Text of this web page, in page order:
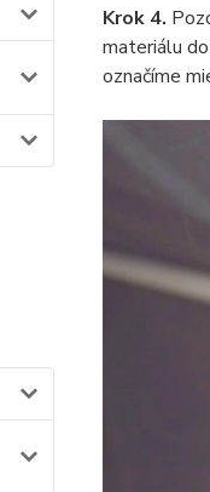
Krok 4.
materiálu
označíme